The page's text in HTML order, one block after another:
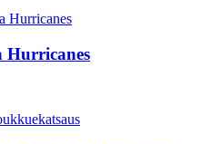
Hurricanes